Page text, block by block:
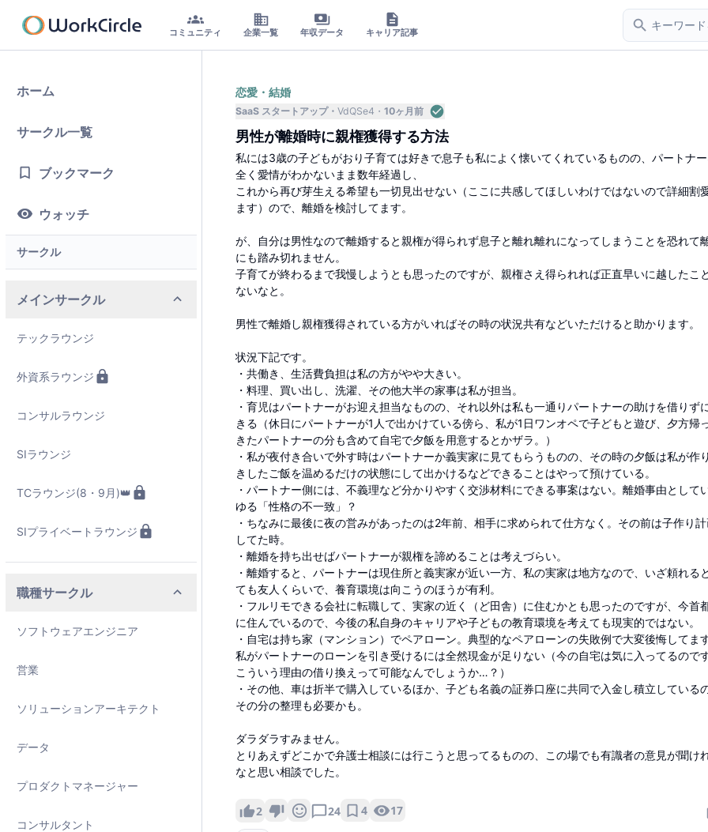
コミュニティ 企業一覧 年収データ キャリア記事
ホーム
サークル一覧
ブックマーク
ウォッチ
サークル
メインサークル
テックラウンジ
外資系ラウンジ
コンサルラウンジ
SIラウンジ
TCラウンジ(8・9月)👑
SIプライベートラウンジ
職種サークル
ソフトウェアエンジニア
営業
ソリューションアーキテクト
データ
プロダクトマネージャー
コンサルタント
恋愛・結婚
SaaS スタートアップ VdQSe4 10ヶ月前
男性が離婚時に親権獲得する方法
私には3歳の子どもがおり子育ては好きで息子も私によく懐いてくれているものの、パートナー
全く愛情がわかないまま数年経過し、
これから再び芽生える希望も一切見出せない（ここに共感してほしいわけではないので詳細割
ます）ので、離婚を検討してます。
が、自分は男性なので離婚すると親権が得られず息子と離れ離れになってしまうことを恐れて
にも踏み切れません。
子育てが終わるまで我慢しようとも思ったのですが、親権さえ得られれば正直早いに越したこ
ないなと。
男性で離婚し親権獲得されている方がいればその時の状況共有などいただけると助かります。
状況下記です。
・共働き、生活費負担は私の方がやや大きい。
・料理、買い出し、洗濯、その他大半の家事は私が担当。
・育児はパートナーがお迎え担当なものの、それ以外は私も一通りパートナーの助けを借りず
きる（休日にパートナーが1人で出かけている傍ら、私が1日ワンオペで子どもと遊び、夕方帰
きたパートナーの分も含めて自宅で夕飯を用意するとかザラ。）
・私が夜付き合いで外す時はパートナーか義実家に見てもらうものの、その時の夕飯は私が作
きしたご飯を温めるだけの状態にして出かけるなどできることはやって預けている。
・パートナー側には、不義理など分かりやすく交渉材料にできる事案はない。離婚事由として
ゆる「性格の不一致」？
・ちなみに最後に夜の営みがあったのは2年前、相手に求められて仕方なく。その前は子作り
してた時。
・離婚を持ち出せばパートナーが親権を諦めることは考えづらい。
・離婚すると、パートナーは現住所と義実家が近い一方、私の実家は地方なので、いざ頼れる
ても友人くらいで、養育環境は向こうのほうが有利。
・フルリモできる会社に転職して、実家の近く（ど田舎）に住むかとも思ったのですが、今首
に住んでいるので、今後の私自身のキャリアや子どもの教育環境を考えても現実的ではない。
・自宅は持ち家（マンション）でペアローン。典型的なペアローンの失敗例で大変後悔してます
私がパートナーのローンを引き受けるには全然現金が足りない（今の自宅は気に入ってるので
こういう理由の借り換えって可能なんでしょうか…？）
・その他、車は折半で購入しているほか、子ども名義の証券口座に共同で入金し積立している
その分の整理も必要かも。
ダラダラすみません。
とりあえずどこかで弁護士相談には行こうと思ってるものの、この場でも有識者の意見が聞け
なと思い相談でした。
2 24 4 17